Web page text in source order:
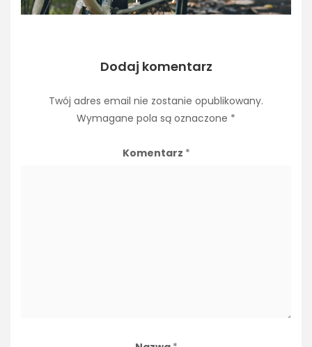
Dodaj komentarz
Twój adres email nie zostanie opublikowany.
Wymagane pola są oznaczone *
Komentarz *